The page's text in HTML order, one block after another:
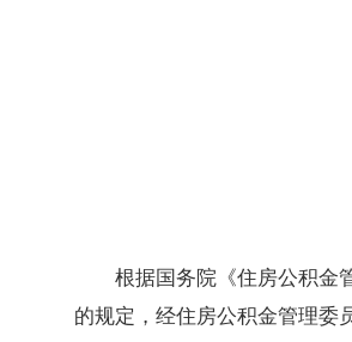
根据国务院《住房公积金
的规定，经住房公积金管理委